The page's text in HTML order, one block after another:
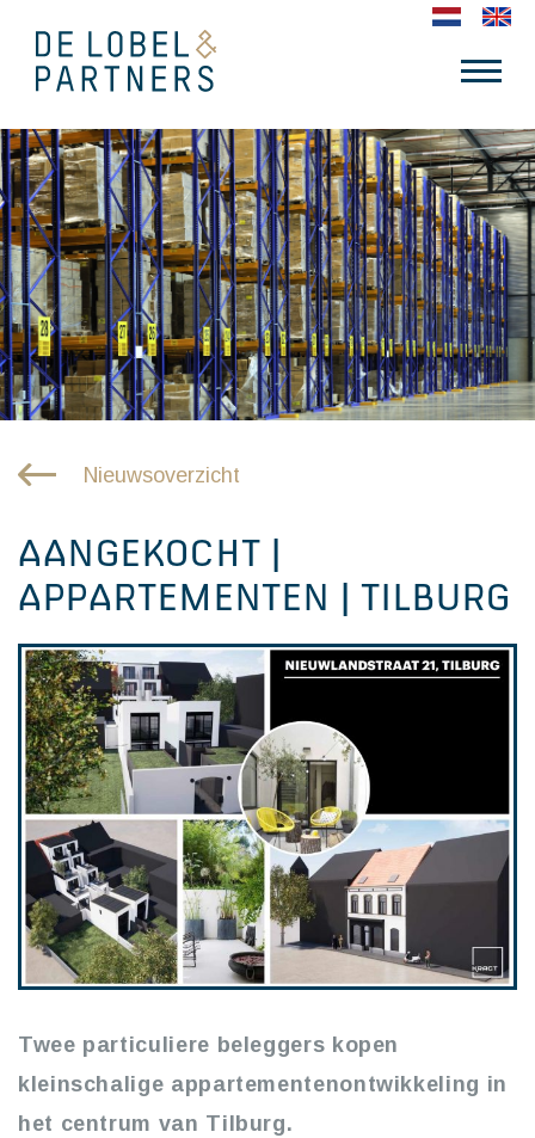
Nieuwsoverzicht
AANGEKOCHT |
APPARTEMENTEN | TILBURG
Twee particuliere beleggers kopen
kleinschalige appartementenontwikkeling in
het centrum van Tilburg.